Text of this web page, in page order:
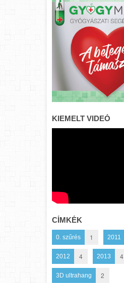
KIEMELT VIDEÓ
CÍMKÉK
0. szűrés 1 2011
2012 4 2013 4
3D ultrahang 2